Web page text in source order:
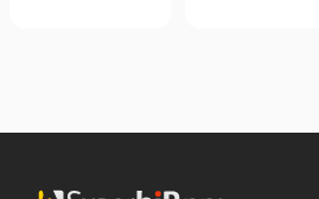
候？」、「七
該買什
料行採購。除